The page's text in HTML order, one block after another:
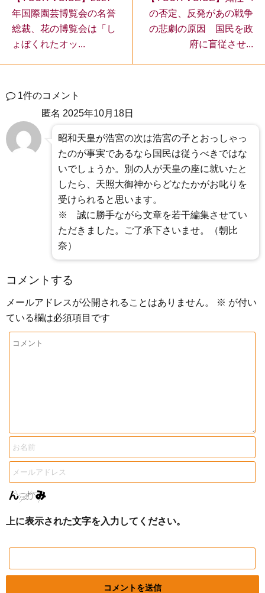
年国際園芸博覧会の名誉
総裁、花の博覧会は「し
ょぼくれたオッ...
の否定、反発があの戦争
の悲劇の原因 国民を政
府に盲従させ...
1件のコメント
匿名 2025年10月18日
昭和天皇が浩宮の次は浩宮の子とおっしゃっ
たのが事実であるなら国民は従うべきではな
いでしょうか。別の人が天皇の座に就いたと
したら、天照大御神からどなたかがお叱りを
受けられると思います。
※ 誠に勝手ながら文章を若干編集させてい
ただきました。ご了承下さいませ。（朝比
奈）
コメントする
メールアドレスが公開されることはありません。 ※ が付い
ている欄は必須項目です
上に表示された文字を入力してください。